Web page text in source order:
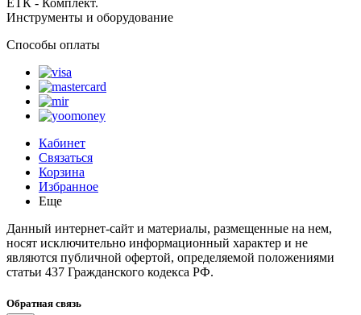
ЕТК - Комплект.
Инструменты и оборудование
Способы оплаты
Кабинет
Связаться
Корзина
Избранное
Еще
Данный интернет-сайт и материалы, размещенные на нем,
носят исключительно информационный характер и не
являются публичной офертой, определяемой положениями
статьи 437 Гражданского кодекса РФ.
Обратная связь